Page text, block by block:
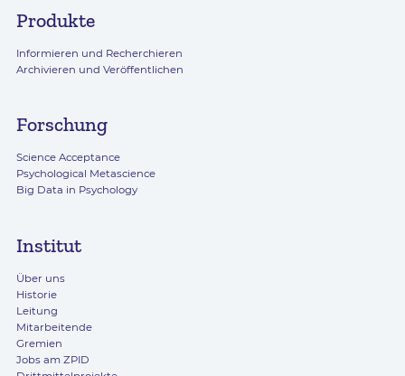
Produkte
Informieren und Recherchieren
Archivieren und Veröffentlichen
Forschung
Science Acceptance
Psychological Metascience
Big Data in Psychology
Institut
Über uns
Historie
Leitung
Mitarbeitende
Gremien
Jobs am ZPID